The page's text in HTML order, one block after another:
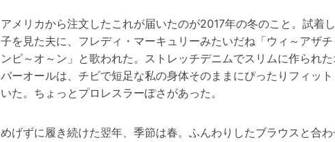
アメリカから注文したこれが届いたのが2017年の冬のこと。試着
子を見た夫に、フレディ・マーキュリーみたいだね「ウィ～アザチ
ンピ～オ～ン」と歌われた。ストレッチデニムでスリムに作られた
バーオールは、チビで短足な私の身体そのままにぴったりフィット
いた。ちょっとプロレスラーぽさがあった。
めげずに履き続けた翌年、季節は春。ふんわりしたブラウスと合わ